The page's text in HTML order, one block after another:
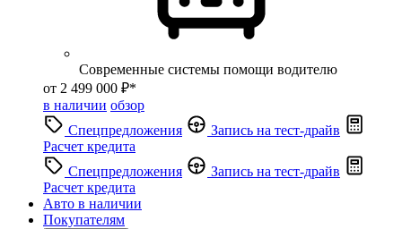
Современные системы помощи водителю
от 2 499 000 ₽*
в наличии обзор
Спецпредложения
Запись на тест-драйв
Расчет кредита
Спецпредложения
Запись на тест-драйв
Расчет кредита
Авто в наличии
Покупателям